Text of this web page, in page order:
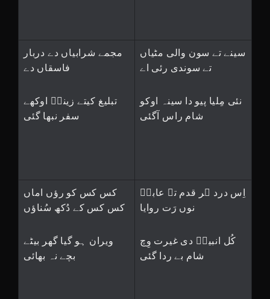
مجمے شرابیاں دے دربار
فاسقاں دے
تبلیغ کیتے زینبؑ اوکھے
سفر نبھا گئی
سینے تے سون والی مٹیاں
تے سوندی رئی اے
نئی مِلیا پیو دا سینہ اوکو
شام راس آگئی
کس کس کو رؤں اماں
کس کس کے دُکھ سُناؤں
ویران ہو گیا گھر بیٹے
بچے نہ بھائی
اِس درد ہر قدم تے عابدؑ
نوں رَت روایا
کُل انبیاؑ دی غیرت وِچ
شام بے ردا گئی